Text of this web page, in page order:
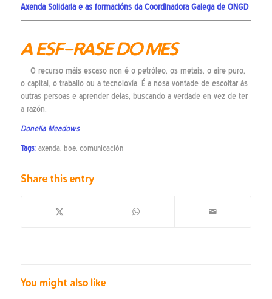
Axenda Solidariae as formaciónsda Coordinadora Galega de ONGD
A ESF-RASE DO MES
O recurso máis escaso non é o petróleo, os metais, o aire puro,
o capital, o traballo ou a tecnoloxía. É a nosa vontade de escoitar ás
outras persoas e aprender delas, buscando a verdade en vez de ter
a razón.
Donella Meadows
Tags: axenda, boe, comunicación
Share this entry
You might also like